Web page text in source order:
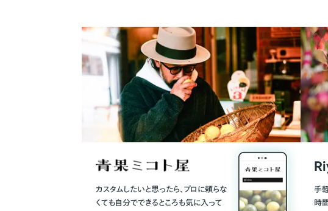
カスタムしたいと思ったら、プロに頼らな
くても自分でできるところも気に入って
手
時